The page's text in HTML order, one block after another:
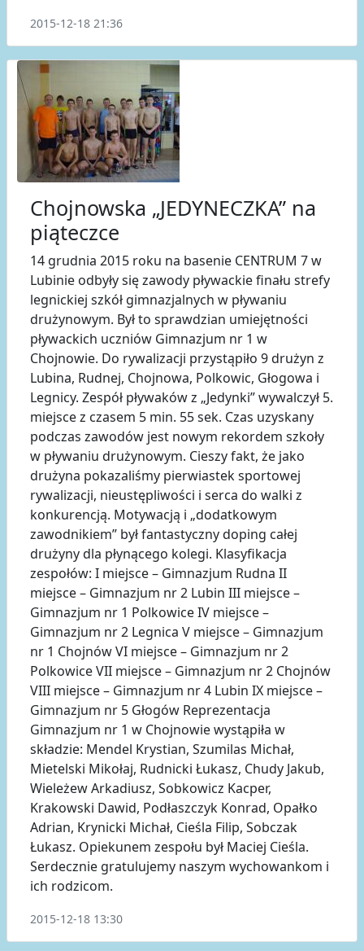
2015-12-18 21:36
Chojnowska „JEDYNECZKA” na
piąteczce
14 grudnia 2015 roku na basenie CENTRUM 7 w
Lubinie odbyły się zawody pływackie finału strefy
legnickiej szkół gimnazjalnych w pływaniu
drużynowym. Był to sprawdzian umiejętności
pływackich uczniów Gimnazjum nr 1 w
Chojnowie. Do rywalizacji przystąpiło 9 drużyn z
Lubina, Rudnej, Chojnowa, Polkowic, Głogowa i
Legnicy. Zespół pływaków z „Jedynki” wywalczył 5.
miejsce z czasem 5 min. 55 sek. Czas uzyskany
podczas zawodów jest nowym rekordem szkoły
w pływaniu drużynowym. Cieszy fakt, że jako
drużyna pokazaliśmy pierwiastek sportowej
rywalizacji, nieustępliwości i serca do walki z
konkurencją. Motywacją i „dodatkowym
zawodnikiem” był fantastyczny doping całej
drużyny dla płynącego kolegi. Klasyfikacja
zespołów: I miejsce – Gimnazjum Rudna II
miejsce – Gimnazjum nr 2 Lubin III miejsce –
Gimnazjum nr 1 Polkowice IV miejsce –
Gimnazjum nr 2 Legnica V miejsce – Gimnazjum
nr 1 Chojnów VI miejsce – Gimnazjum nr 2
Polkowice VII miejsce – Gimnazjum nr 2 Chojnów
VIII miejsce – Gimnazjum nr 4 Lubin IX miejsce –
Gimnazjum nr 5 Głogów Reprezentacja
Gimnazjum nr 1 w Chojnowie wystąpiła w
składzie: Mendel Krystian, Szumilas Michał,
Mietelski Mikołaj, Rudnicki Łukasz, Chudy Jakub,
Wieleżew Arkadiusz, Sobkowicz Kacper,
Krakowski Dawid, Podłaszczyk Konrad, Opałko
Adrian, Krynicki Michał, Cieśla Filip, Sobczak
Łukasz. Opiekunem zespołu był Maciej Cieśla.
Serdecznie gratulujemy naszym wychowankom i
ich rodzicom.
2015-12-18 13:30